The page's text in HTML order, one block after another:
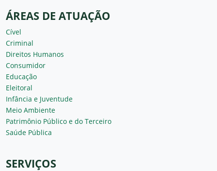
ÁREAS DE ATUAÇÃO
Cível
Criminal
Direitos Humanos
Consumidor
Educação
Eleitoral
Infância e Juventude
Meio Ambiente
Patrimônio Público e do Terceiro
Saúde Pública
SERVIÇOS